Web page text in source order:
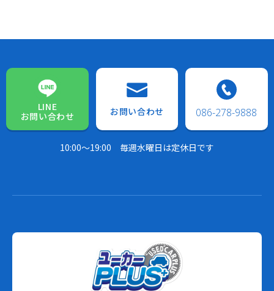
LINE
お問い合わせ
お問い合わせ 086-278-9888
10:00～19:00 毎週水曜日は定休日です